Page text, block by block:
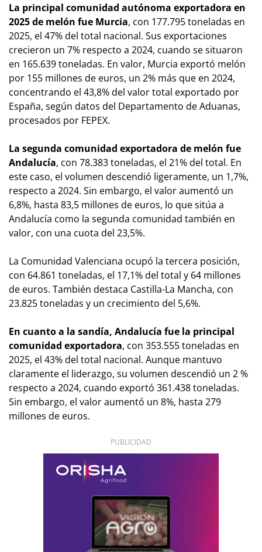
La principal comunidad autónoma exportadora en
2025 de melón fue Murcia, con 177.795 toneladas en
2025, el 47% del total nacional. Sus exportaciones
crecieron un 7% respecto a 2024, cuando se situaron
en 165.639 toneladas. En valor, Murcia exportó melón
por 155 millones de euros, un 2% más que en 2024,
concentrando el 43,8% del valor total exportado por
España, según datos del Departamento de Aduanas,
procesados por FEPEX.
La segunda comunidad exportadora de melón fue
Andalucía, con 78.383 toneladas, el 21% del total. En
este caso, el volumen descendió ligeramente, un 1,7%,
respecto a 2024. Sin embargo, el valor aumentó un
6,8%, hasta 83,5 millones de euros, lo que sitúa a
Andalucía como la segunda comunidad también en
valor, con una cuota del 23,5%.
La Comunidad Valenciana ocupó la tercera posición,
con 64.861 toneladas, el 17,1% del total y 64 millones
de euros. También destaca Castilla-La Mancha, con
23.825 toneladas y un crecimiento del 5,6%.
En cuanto a la sandía, Andalucía fue la principal
comunidad exportadora, con 353.555 toneladas en
2025, el 43% del total nacional. Aunque mantuvo
claramente el liderazgo, su volumen descendió un 2 %
respecto a 2024, cuando exportó 361.438 toneladas.
Sin embargo, el valor aumentó un 8%, hasta 279
millones de euros.
PUBLICIDAD